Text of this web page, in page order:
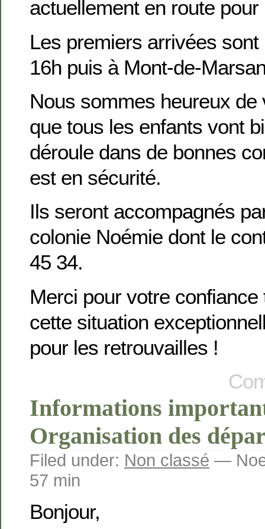
actuellement en route pour
Les premiers arrivées
16h puis à Mont-de-
Nous sommes heureux de
que tous les enfants vont
déroule dans de bonnes
est en sécurité.
Ils seront accompagnés
colonie Noémie dont le
45 34.
Merci pour votre confiance
cette situation
pour les retrouvailles !
Informations
Organisation des
Filed under: Non classé —
57 min
Bonjour,